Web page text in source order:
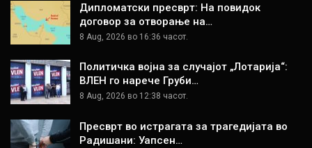
Дипломатски пресврт: На повидок
договор за отворање на…
8 Aug, 2026 во 16:36 часот.
Политичка војна за случајот „Лотарија“:
ВЛЕН го нарече Груби…
8 Aug, 2026 во 12:38 часот.
Пресврт во истрагата за трагедијата во
Радишани: Уапсен…